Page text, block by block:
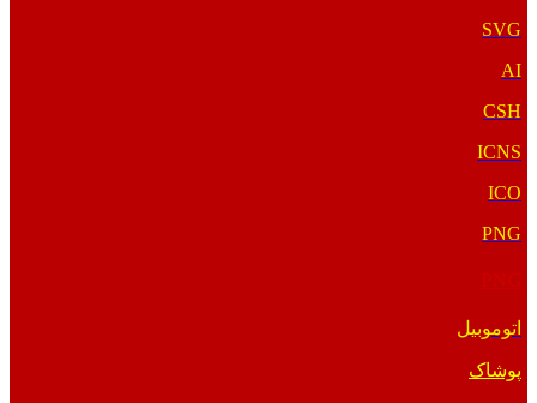
SVG
AI
CSH
ICNS
ICO
PNG
اتوموبیل
پوشاک